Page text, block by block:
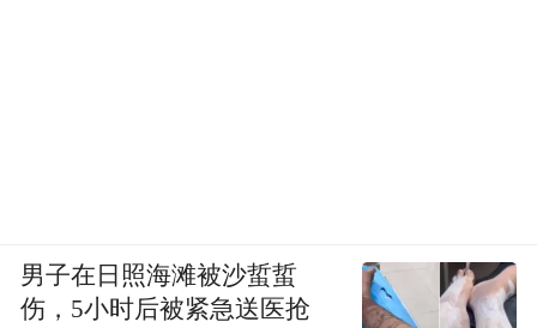
男子在日照海滩被沙蜇蜇
伤，5小时后被紧急送医抢